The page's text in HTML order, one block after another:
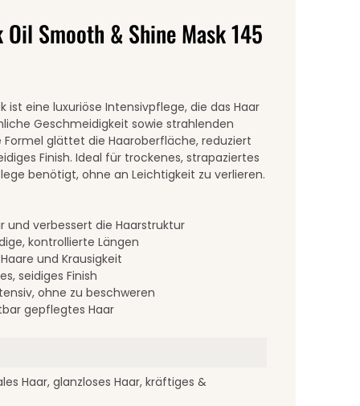
Smooth & Shine Mask 145
ist eine luxuriöse Intensivpflege, die das Haar
Geschmeidigkeit sowie strahlenden
glättet die Haaroberfläche, reduziert
Finish. Ideal für trockenes, strapaziertes
benötigt, ohne an Leichtigkeit zu verlieren.
und verbessert die Haarstruktur
kontrollierte Längen
und Krausigkeit
seidiges Finish
ohne zu beschweren
gepflegtes Haar
Haar, glanzloses Haar, kräftiges &